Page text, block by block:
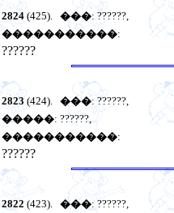
2824(425). ���: ??????,
�����������:
??????
2823(424). ���: ??????,
�����: ??????,
�����������:
??????
2822 (423). ���: ??????,